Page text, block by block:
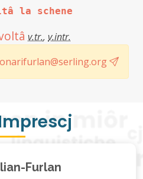
la schene
v.tr., v.intr.
Furlan